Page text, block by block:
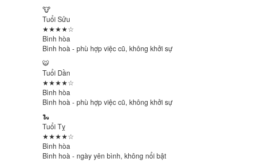
🐮
Tuổi Sửu
★★★★☆
Bình hòa
Bình hoà - phù hợp việc cũ, không khởi sự
🐯
Tuổi Dần
★★★★☆
Bình hòa
Bình hoà - phù hợp việc cũ, không khởi sự
🐍
Tuổi Tỵ
★★★★☆
Bình hòa
Bình hoà - ngày yên bình, không nổi bật